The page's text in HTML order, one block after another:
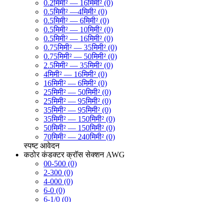
0.2मिमी² — 16मिमी² (0)
0.5मिमी² —4मिमी² (0)
0.5मिमी² — 6मिमी² (0)
0.5मिमी² — 10मिमी² (0)
0.5मिमी² — 16मिमी² (0)
0.75मिमी² — 35मिमी² (0)
0.75मिमी² — 50मिमी² (0)
2.5मिमी² — 35मिमी² (0)
4मिमी² — 16मिमी² (0)
16मिमी² — 6मिमी² (0)
25मिमी² — 50मिमी² (0)
25मिमी² — 95मिमी² (0)
35मिमी² — 95मिमी² (0)
35मिमी² — 150मिमी² (0)
50मिमी² — 150मिमी² (0)
70मिमी² — 240मिमी² (0)
स्पष्ट आवेदन
कठोर कंडक्टर क्रॉस सेक्शन AWG
00-500 (0)
2-300 (0)
4-000 (0)
6-0 (0)
6-1/0 (0)